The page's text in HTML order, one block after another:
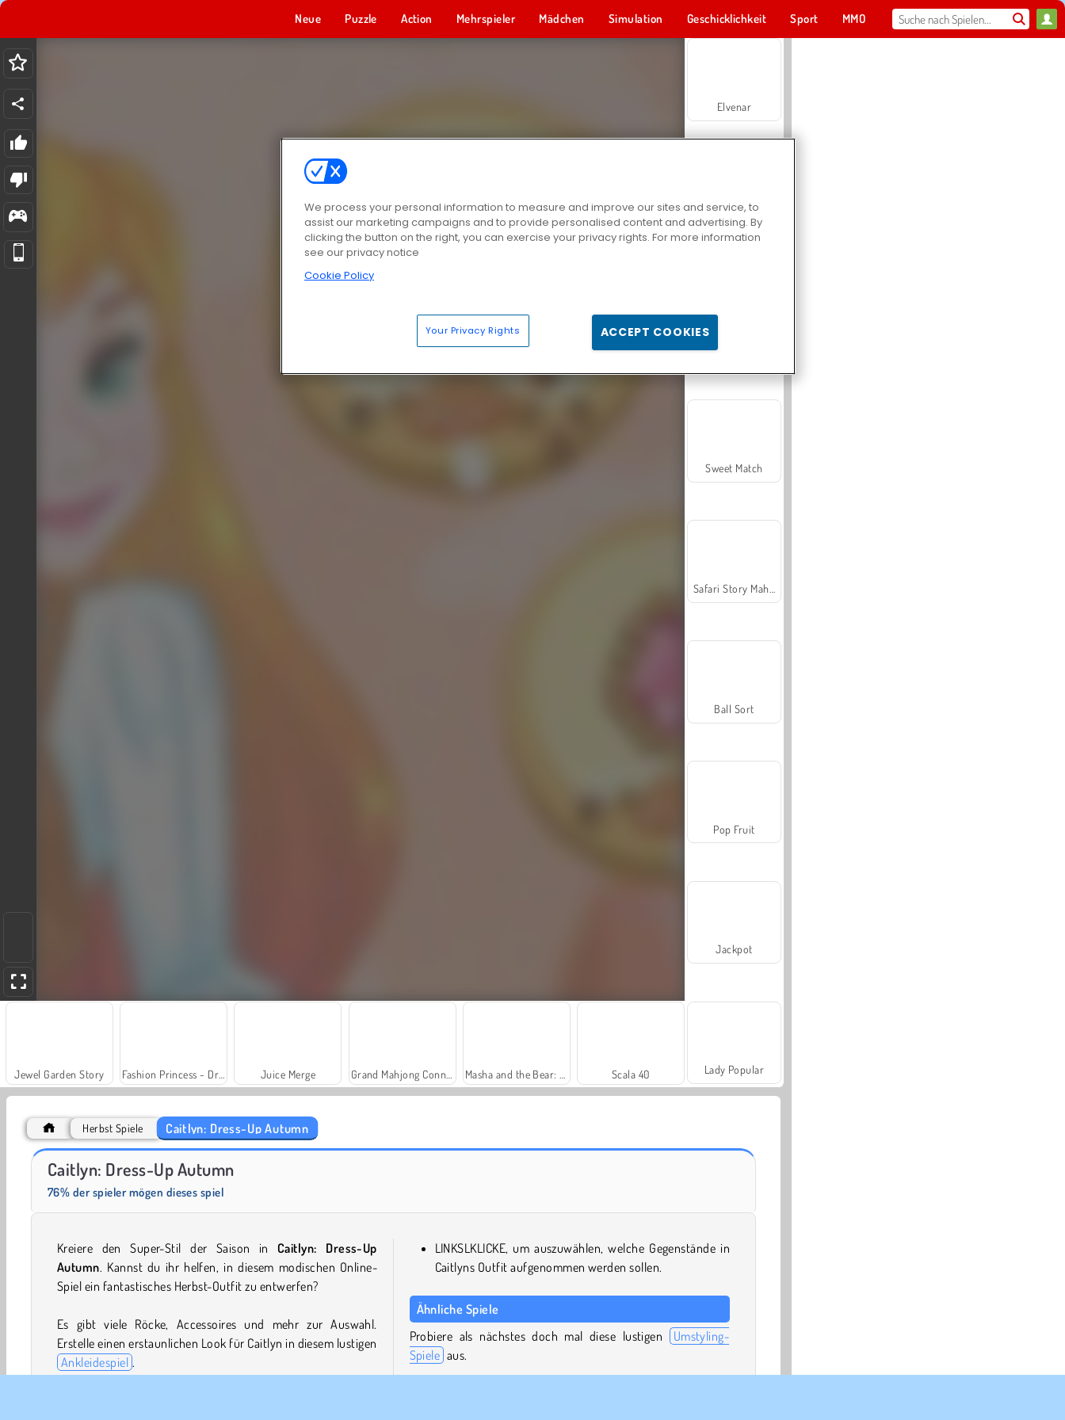
Neue Puzzle Action Mehrspieler Mädchen Simulation Geschicklichkeit Sport MMO
Jewel Garden Story Juice Merge Scala 40
Trollface Quest: USA 2
Elvenar
Sweet Match
Ball Sort
Pop Fruit
Jackpot
Lady Popular
Herbst Spiele Caitlyn: Dress-Up Autumn
Caitlyn: Dress-Up Autumn
76% der spieler mögen dieses spiel
Kreiere den Super-Stil der Saison in Caitlyn: Dress-Up
Autumn. Kannst du ihr helfen, in diesem modischen Online-
Spiel ein fantastisches Herbst-Outfit zu entwerfen?
Es gibt viele Röcke, Accessoires und mehr zur Auswahl.
Erstelle einen erstaunlichen Look für Caitlyn in diesem lustigen
Ankleidespiel .
LINKSLKLICKE, um auszuwählen, welche Gegenstände in
Caitlyns Outfit aufgenommen werden sollen.
Ähnliche Spiele
Probiere als nächstes doch mal diese lustigen
Umstyling-
Spiele aus.
We process your personal information to measure and improve our sites and service, to
assist our marketing campaigns and to provide personalised content and advertising. By
clicking the button on the right, you can exercise your privacy rights. For more information
see our privacy notice
Cookie Policy
Your Privacy Rights ACCEPT COOKIES